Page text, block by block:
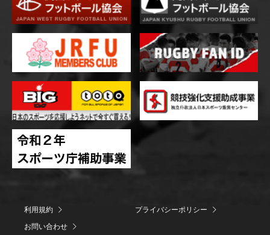
利用規約
プライバシーポリシー
お問い合わせ